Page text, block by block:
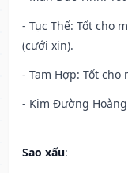
- Tục Thế: Tốt cho
(cưới xin).
- Tam Hợp: Tốt cho
- Kim Đường
Sao xấu: